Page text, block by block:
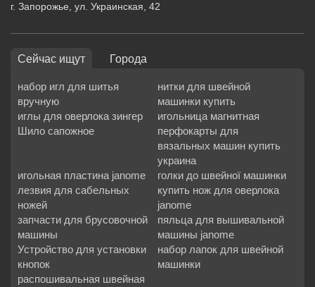
г. Запорожье, ул. Украинская, 42
Сейчас ищут Города
набор игл для шитья
вручную
нитки для швейной
машинки купить
иглы для оверлока зингер
игольница магнитная
Шило сапожное
перфокарты для
вязальных машин купить
украина
игольная пластина janome
голки до швейної машинки
лезвия для сабельных
ножей
купить нож для оверлока
janome
запчасти для брусовочной
машины
пяльца для вышивальной
машины janome
Устройство для установки
кнопок
набор лапок для швейной
машинки
распошивальная швейная